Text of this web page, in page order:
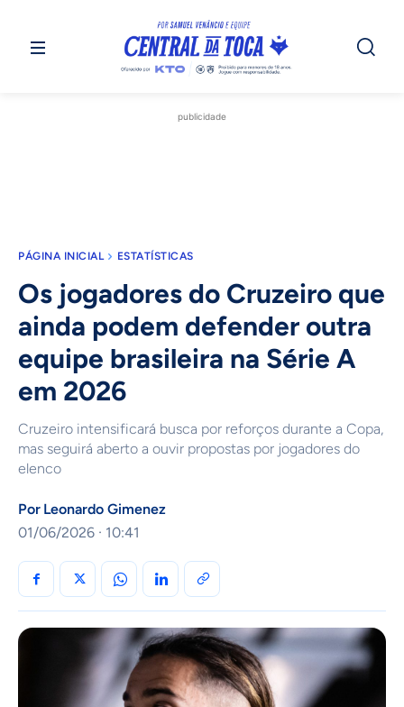
publicidade
PÁGINA INICIAL ESTATÍSTICAS
Os jogadores do Cruzeiro que
ainda podem defender outra
equipe brasileira na Série A
em 2026
Cruzeiro intensificará busca por reforços durante a Copa,
mas seguirá aberto a ouvir propostas por jogadores do
elenco
Por Leonardo Gimenez
01/06/2026 · 10:41